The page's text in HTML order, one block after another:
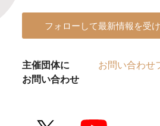
フォローして最新情報を受
主催団体に
お問い合わせ
お問い合わせ